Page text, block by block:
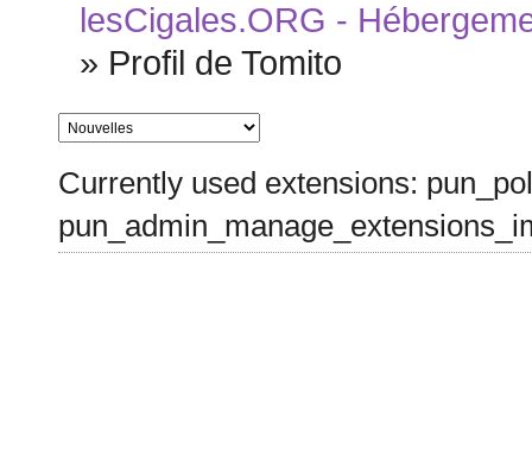
lesCigales.ORG -
» Profil de Tomito
Currently used extensions: